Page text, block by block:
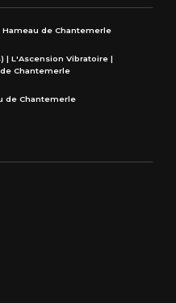
Hameau de Chantemerle
| L'Ascension Vibratoire |
Chantemerle
de Chantemerle